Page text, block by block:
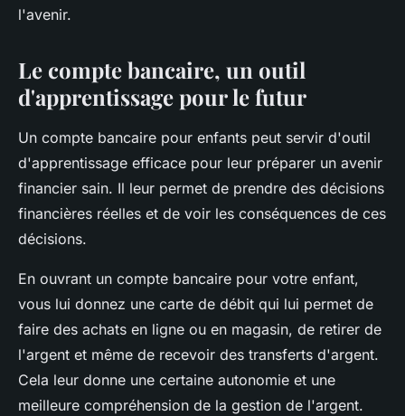
l'avenir.
Le compte bancaire, un outil
d'apprentissage pour le futur
Un compte bancaire pour enfants peut servir d'outil
d'apprentissage efficace pour leur préparer un avenir
financier sain. Il leur permet de prendre des décisions
financières réelles et de voir les conséquences de ces
décisions.
En ouvrant un compte bancaire pour votre enfant,
vous lui donnez une carte de débit qui lui permet de
faire des achats en ligne ou en magasin, de retirer de
l'argent et même de recevoir des transferts d'argent.
Cela leur donne une certaine autonomie et une
meilleure compréhension de la gestion de l'argent.